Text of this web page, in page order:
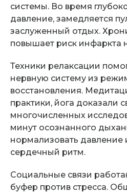
системы. Во время
давление, замедляется
заслуженный отдых.
повышает риск инфаркта
Техники релаксации
нервную систему из
восстановления.
практики, йога доказали
многочисленных
минут осознанного
нормализовать давление
сердечный ритм.
Социальные связи
буфер против стресса.